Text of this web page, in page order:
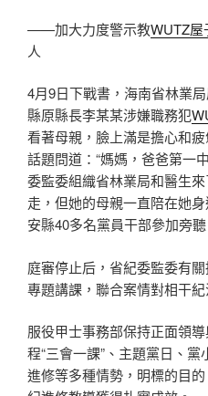
——加大力度警示教WUTZ屋
人
4月9日下戰書，海南省林業局
縣原縣長李某某涉嫌職務犯
看著母親，臉上滿是擔心和
話題問道：“媽媽，爸爸第一
委監委組織省林業局和醫生
走，但她的母親一直陪在她
安縣40多名黨員干部參加旁
庭審停止后，省紀委監委有
專題講課，聯合案情對相干
服役甲士事務部保持正面領
程“三會一課”、主題黨日、
進修等多種情勢，明標的目